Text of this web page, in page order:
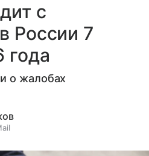
с
России 7
года
о жалобах